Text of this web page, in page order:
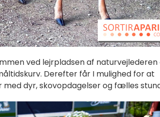
ved lejrpladsen af naturvejlederen
Derefter får I mulighed for at
dyr, skovopdagelser og fælles